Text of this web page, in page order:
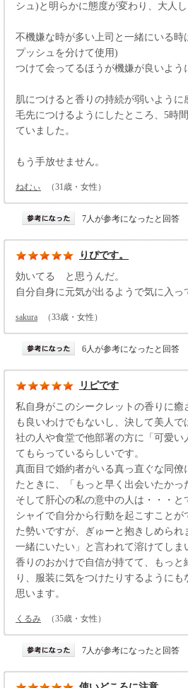
シュ)と明らかに態度が変わり、大人し
不機嫌な時が多い上司と一緒にいる時
プッシュを分けて使用)
つけて会ってるほうが機嫌が良いよう
肌につけると香りの持続が弱いよう
毛先につけるようにしたところ、5時
ていました。
もう手放せません。
ねむぃ （31歳・女性）
7人が参考になったと回答
りぴです。
効いてる と思うんだ。
自分自身に元気が出るようで気に入っ
sakura （33歳・女性）
6人が参考になったと回答
リピです
私自身がこのシークレットの香りに癒
も良いわけでもないし、決して美人で
社の人や食堂で他部署の方に「可愛い
てもらっているらしいです。
真面目で婚約者がいる真っ直ぐな同僚
たときに、「もっと早く出会いたかっ
そして肝心の私の意中の人は・・・と
シャイで自分から行動を起こすことが
た勢いですが、ぎゅーと抱きしめら
一緒にいたい」と言われて溶けてしま
香りのおかけで自信が持てて、もっと
り、服装に気をつけたりするようにも
思います。
くるみ （35歳・女性）
7人が参考になったと回答